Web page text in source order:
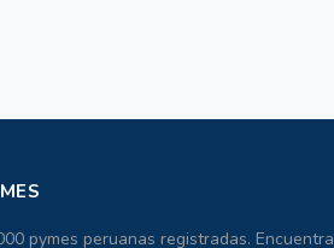
pymes peruanas registradas. Encuentra